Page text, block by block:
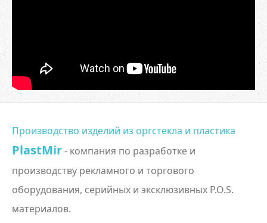
Производство изделий из оргстекла и пластика
PlastMir- компания по разработке и
производству рекламного и торгового
оборудования, серийных и эксклюзивных P.O.S.
материалов.